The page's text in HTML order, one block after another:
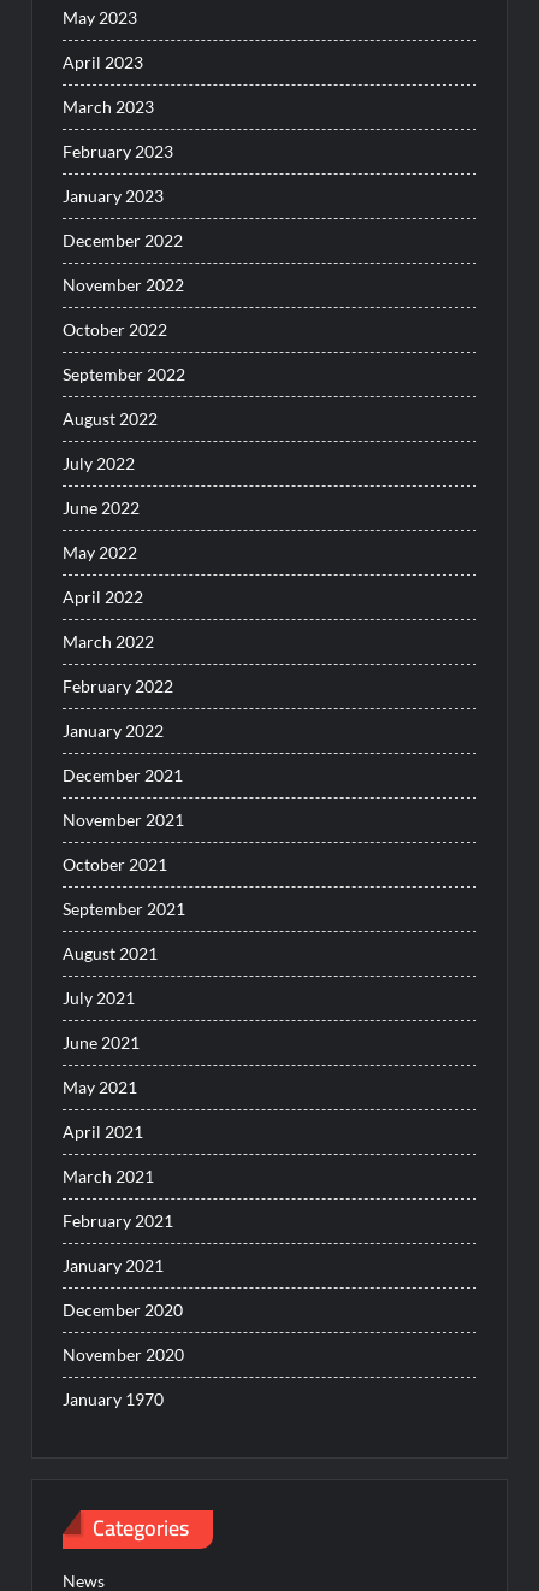
May 2023
April 2023
March 2023
February 2023
January 2023
December 2022
November 2022
October 2022
September 2022
August 2022
July 2022
June 2022
May 2022
April 2022
March 2022
February 2022
January 2022
December 2021
November 2021
October 2021
September 2021
August 2021
July 2021
June 2021
May 2021
April 2021
March 2021
February 2021
January 2021
December 2020
November 2020
January 1970
Categories
News